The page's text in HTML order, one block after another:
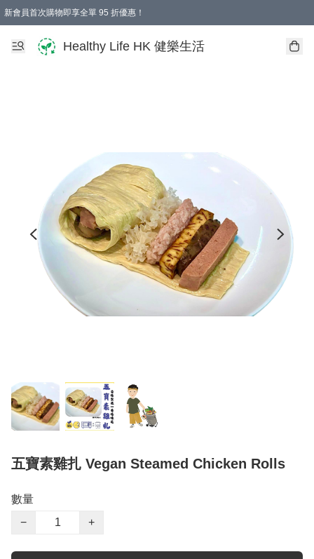
新會員首次購物即享全單 95 折優惠！
Healthy Life HK 健樂生活
五寶素雞扎 Vegan Steamed Chicken Rolls
數量
−
+